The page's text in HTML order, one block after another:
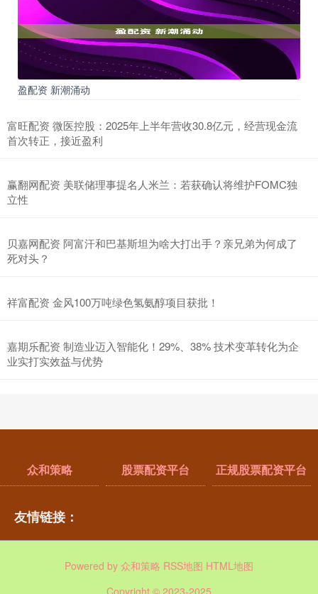
盈配资 新潮涌动
富旺配资 微医控股：2025年上半年营收30.8亿元，经营现金流
首次转正，接近盈利
赢翻网配资 美联储理事提名人米兰：若获确认将维护FOMC独
立性
贝嘉网配资 阿富汗和巴基斯坦为啥大打出手？亲兄弟为何成了
死对头？
祥富配资 金风100万吨绿色氢氨醇项目获批！
嘉期乐配资 制造业迈入智能化！29%、38% 技术变革转化为企
业实打实效益与优势
众和策略 股票配资平台 正规股票配资平台
友情链接：
Powered by 众和策略 RSS地图 HTML地图
Copyright © 2023-2025